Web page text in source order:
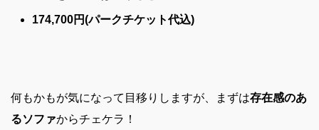
174,700円(パークチケット代込)
何もかもが気になって目移りしますが、まずは存在感のあ
るソファからチェケラ！